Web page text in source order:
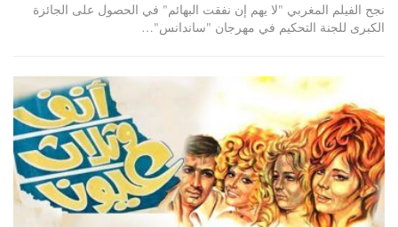
نجح الفيلم المغربي "لا يهم إن نفقت البهائم" في الحصول على الجائزة
الكبرى للجنة التحكيم في مهرجان "ساندانس"…